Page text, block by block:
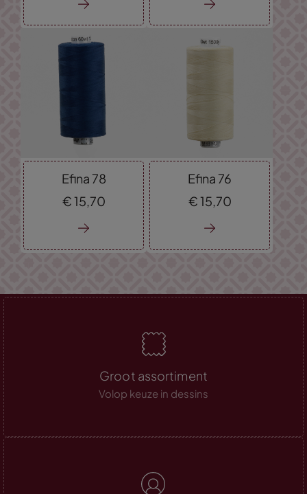
Efina 78
€15, 70
Efina 76
€15, 70
Groot assortiment
Volop keuze in dessins